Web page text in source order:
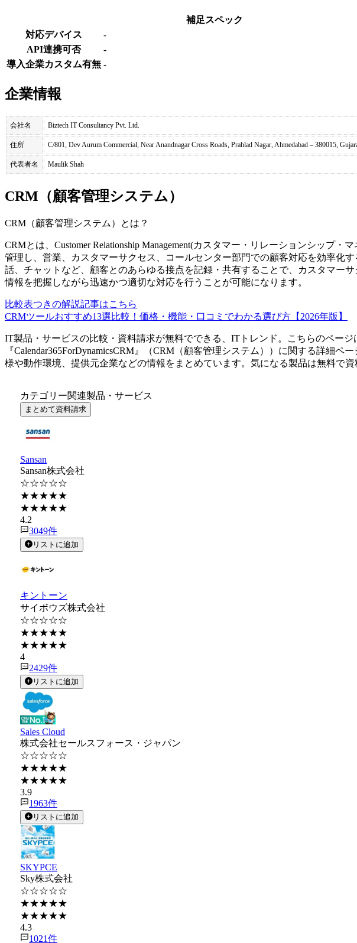
補足スペック
対応デバイス
-
API連携可否
-
導入企業カスタム有無 -
企業情報
会社名 Biztech IT Consultancy Pvt. Ltd.
住所 C/801, Dev Aurum Commercial, Near Anandnagar Cross Roads, Prahlad Nagar, Ahmedabad – 380015,
代表者名 Maulik Shah
CRM（顧客管理システム）
CRM（顧客管理システム） とは？
CRMとは、Customer Relationship Management(カスタマー・リレーションシップ・
管理し、営業、カスタマーサクセス、コールセンター部門での顧客対応を効率化
話、チャットなど、顧客とのあらゆる接点を記録・共有することで、カスタマー
情報を把握しながら迅速かつ適切な対応を行うことが可能になります。
比較表つきの解説記事はこちら
CRMツールおすすめ13選比較！価格・機能・口コミでわかる選び方【2026年版】
IT製品・サービスの比較・資料請求が無料でできる、ITトレンド。こちらのページ
『Calendar365ForDynamicsCRM 』（CRM（顧客管理システム）
）に関する詳細ペ
様や動作環境、提供元企業などの情報をまとめています。気になる製品は無料で資
カテゴリー関連製品・サービス
まとめて資料請求
Sansan
Sansan株式会社
☆☆☆☆☆
★★★★★
★★★★★
4.2
3049件
リストに追加
キントーン
サイボウズ株式会社
☆☆☆☆☆
★★★★★
★★★★★
4
2429件
リストに追加
Sales Cloud
株式会社セールスフォース・ジャパン
☆☆☆☆☆
★★★★★
★★★★★
3.9
1963件
リストに追加
SKYPCE
Sky株式会社
☆☆☆☆☆
★★★★★
★★★★★
4.3
1021件